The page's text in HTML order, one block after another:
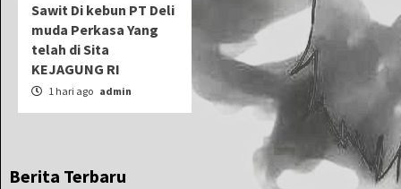
Sawit Di kebun PT Deli
muda Perkasa Yang
telah di Sita
KEJAGUNG RI
1 hari ago admin
Berita Terbaru